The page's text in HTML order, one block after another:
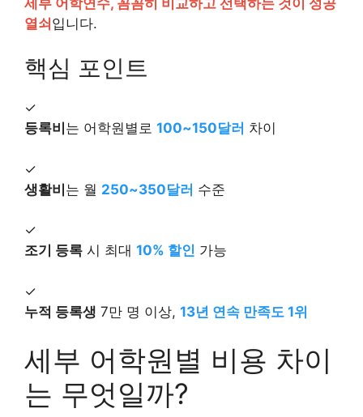
열쇠입니다.
핵심 포인트
✓
등록비 는 어학원별로 100~150달러 차이
✓
생활비는 월 250~350달러 수준
✓
조기 등록 시 최대 10% 할인 가능
✓
누적 등록생 7만 명 이상, 13년 연속 만족도 1위
세부 어학원별 비용 차이
는 무엇일까?